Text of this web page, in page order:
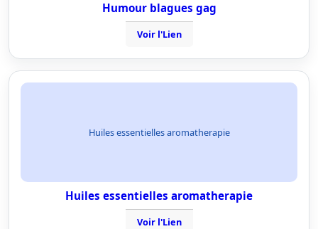
Humour blagues gag
Voir l'Lien
Huiles essentielles aromatherapie
Huiles essentielles aromatherapie
Voir l'Lien